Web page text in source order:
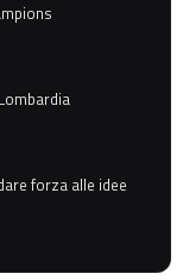
forza alle idee